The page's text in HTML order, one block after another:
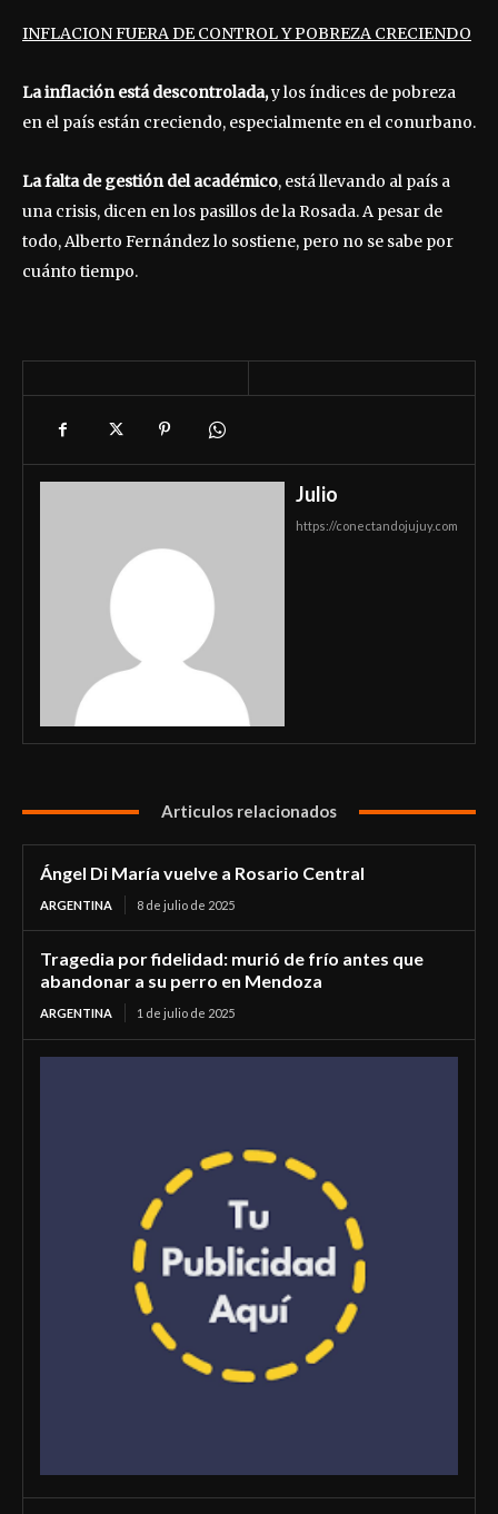
INFLACION FUERA DE CONTROL Y POBREZA CRECIENDO
La inflación está descontrolada,y los índices de pobreza
en el país están creciendo, especialmente en el conurbano.
La falta de gestión del académico, está llevando al país a
una crisis, dicen en los pasillos de la Rosada. A pesar de
todo, Alberto Fernández lo sostiene, pero no se sabe por
cuánto tiempo.
Julio
https://conectandojujuy.com
Articulos relacionados
Ángel Di María vuelve a Rosario Central
ARGENTINA 8 de julio de 2025
Tragedia por fidelidad: murió de frío antes que
abandonar a su perro en Mendoza
ARGENTINA 1 de julio de 2025